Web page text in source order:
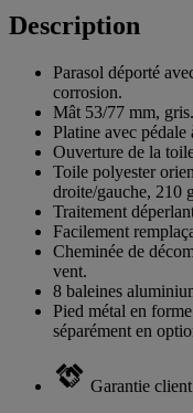
Description
Parasol déporté
corrosion.
Mât 53/77 mm, gris.
Platine avec
Ouverture de la
Toile polyester
droite/gauche, 210
Traitement
Facilement
Cheminée de
vent.
8 baleines
Pied métal en
séparément en
Garantie